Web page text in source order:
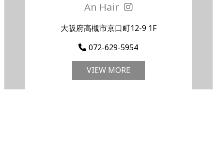
An Hair
大阪府高槻市京口町12-9 1F
072-629-5954
VIEW MORE